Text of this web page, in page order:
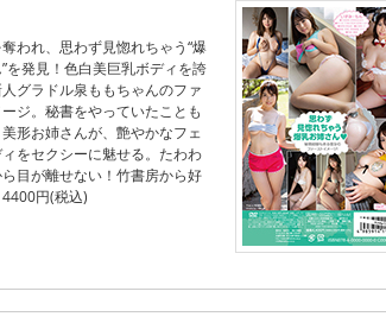
われ、思わず見惚れちゃう“爆
を発見！色白美巨乳ボディを誇
グラドル泉ももちゃんのファ
ジ。秘書をやっていたことも
形お姉さんが、艶やかなフェ
をセクシーに魅せる。たわわ
目が離せない！竹書房から好
円(税込)